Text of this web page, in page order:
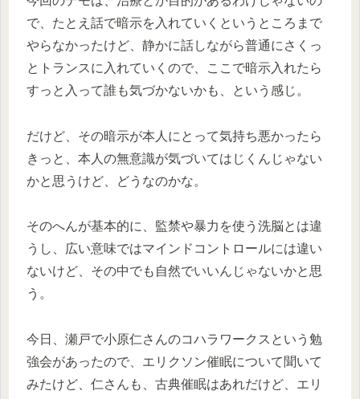
で、たとえ話で暗示を入れていくというところまで
やらなかったけど、静かに話しながら普通にさくっ
とトランスに入れていくので、ここで暗示入れたら
すっと入って誰も気づかないかも、という感じ。
だけど、その暗示が本人にとって気持ち悪かったら
きっと、本人の無意識が気づいてはじくんじゃない
かと思うけど、どうなのかな。
そのへんが基本的に、監禁や暴力を使う洗脳とは違
うし、広い意味ではマインドコントロールには違い
ないけど、その中でも自然でいいんじゃないかと思
う。
今日、瀬戸で小原仁さんのコハラワークスという勉
強会があったので、エリクソン催眠について聞いて
みたけど、仁さんも、古典催眠はあれだけど、エリ